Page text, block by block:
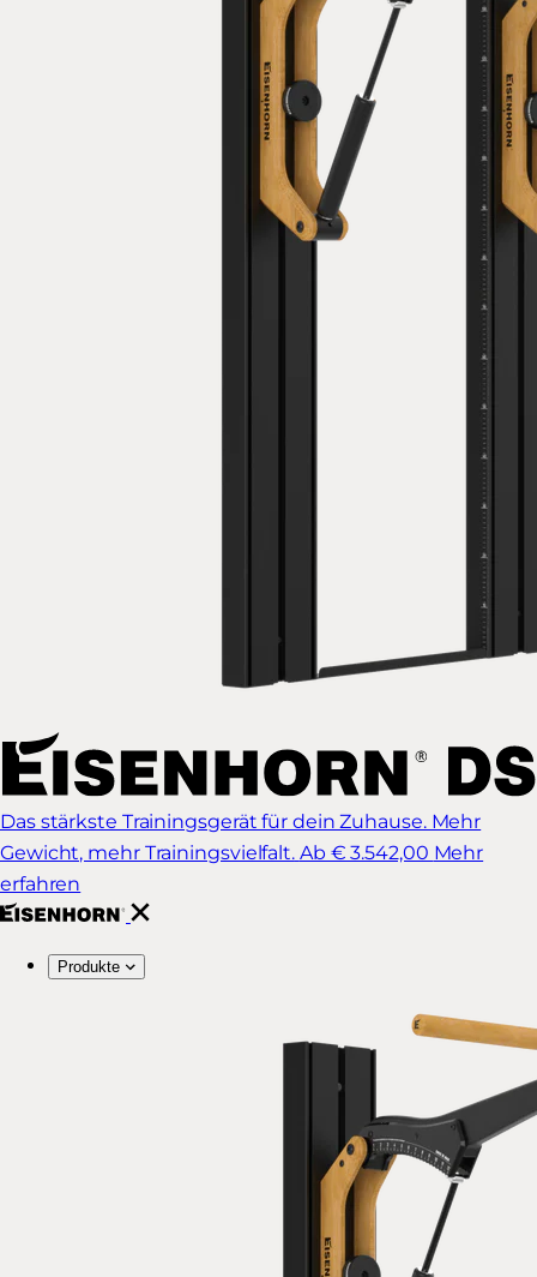
Das stärkste Trainingsgerät für dein Zuhause. Mehr
Gewicht, mehr Trainingsvielfalt. Ab € 3.542,00 Mehr
erfahren
Produkte